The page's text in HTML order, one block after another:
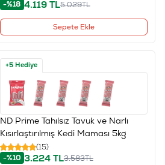
-%18 4.119TL5.029TL
Sepete Ekle
+5 Hediye
ND Prime Tahılsız Tavuk ve Narlı
Kısırlaştırılmış Kedi Maması 5kg
(15)
-%10 3.224TL3.583TL